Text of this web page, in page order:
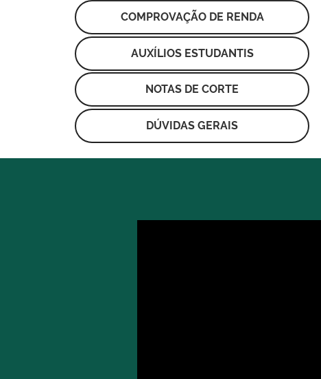
COMPROVAÇÃO DE RENDA
AUXÍLIOS ESTUDANTIS
NOTAS DE CORTE
DÚVIDAS GERAIS